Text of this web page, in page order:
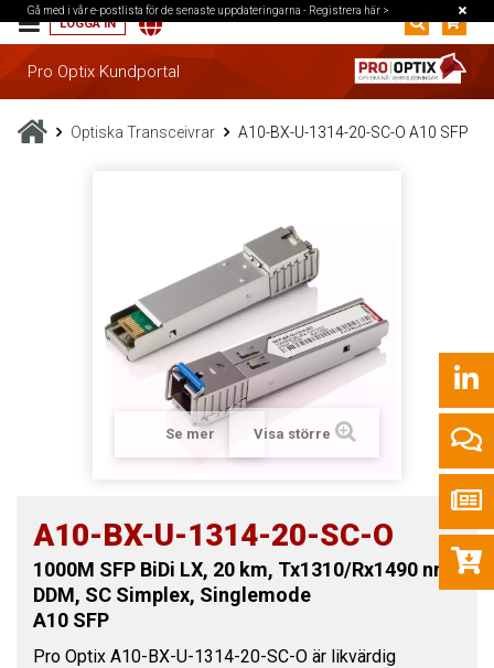
Gå med i vår e-postlista för de senaste uppdateringarna - Registrera här >
LOGGA IN
Pro Optix Kundportal
Optiska Transceivrar A10-BX-U-1314-20-SC-O A10 SFP
Se mer Visa större
A10-BX-U-1314-20-SC-O
1000M SFP BiDi LX, 20 km, Tx1310/Rx1490 nm,
DDM, SC Simplex, Singlemode
A10 SFP
Pro Optix A10-BX-U-1314-20-SC-O är likvärdig